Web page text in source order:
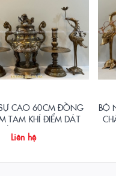
CAO 60CM ĐỒNG
TAM KHÍ ĐIỂM DÁT
VÀNG 9999
Liên hệ
BỘ